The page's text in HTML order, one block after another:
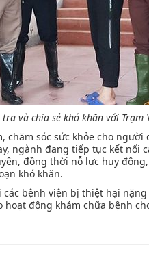
và chia sẻ khó khăn với Trạm
chăm sóc sức khỏe cho
ngành đang tiếp tục kết nối
đồng thời nỗ lực huy
khó khăn.
bệnh viện bị thiệt hại
động khám chữa bệnh